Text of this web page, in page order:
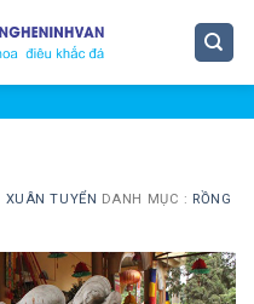
XUÂN TUYỂN DANH MỤC : RỒNG